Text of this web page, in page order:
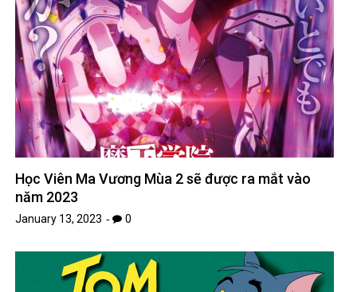
Học Viên Ma Vương Mùa 2 sẽ được ra mắt vào
năm 2023
January 13, 2023 0